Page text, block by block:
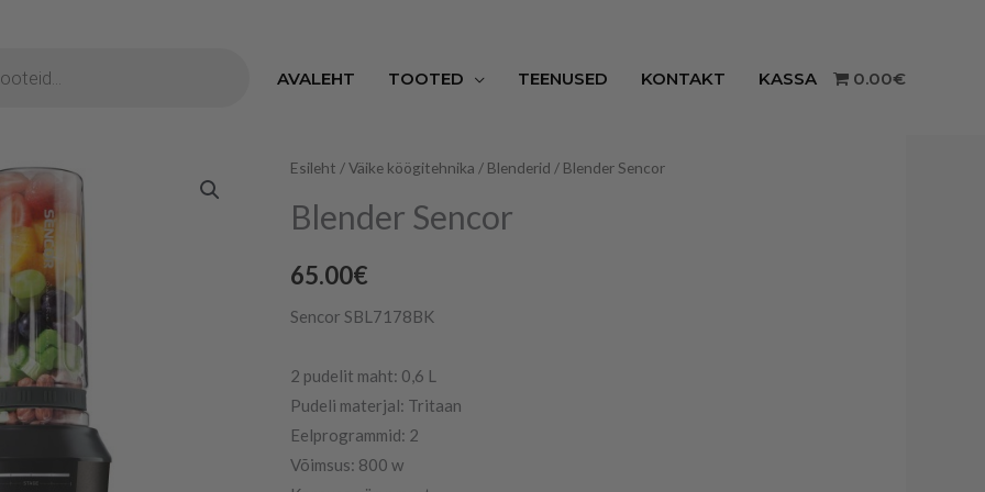
AVALEHT
TOOTED TEENUSED KONTAKT KASSA 0.00€
Esileht /Väike köögitehnika / Blenderid / Blender Sencor
Blender Sencor
65.00€
Sencor SBL7178BK
2 pudelit maht: 0,6 L
Pudeli materjal: Tritaan
Eelprogrammid: 2
Võimsus: 800 w
Blender
kogus